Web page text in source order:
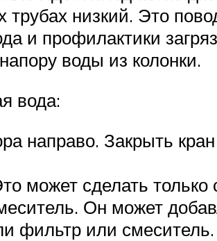
низкий. Это
и профилактики
воды из колонки.
вода:
направо. Закрыть
может сделать только
Он может
фильтр или смеситель.